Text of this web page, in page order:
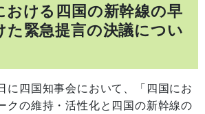
おける四国の新幹線の早
た緊急提言の決議につい
四国知事会において、「四国にお
クの維持・活性化と四国の新幹線の